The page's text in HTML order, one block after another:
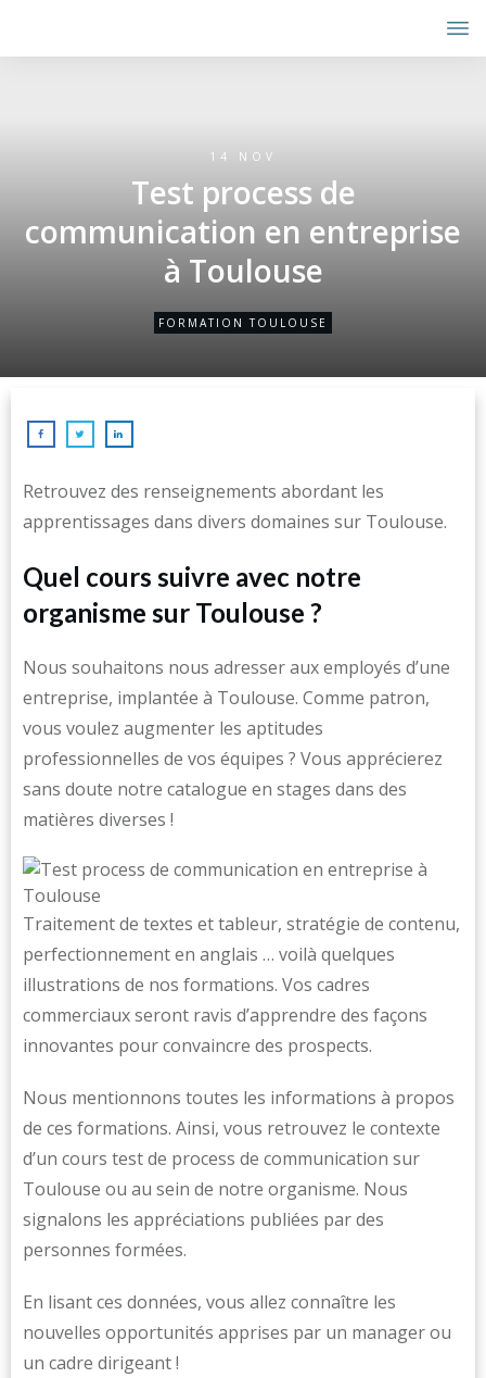
14 NOV
Test process de
communication en entreprise
à Toulouse
FORMATION TOULOUSE
Retrouvez des renseignements abordant les
apprentissages dans divers domaines sur Toulouse.
Quel cours suivre avec notre
organisme sur Toulouse ?
Nous souhaitons nous adresser aux employés d’une
entreprise, implantée à Toulouse. Comme patron,
vous voulez augmenter les aptitudes
professionnelles de vos équipes ? Vous apprécierez
sans doute notre catalogue en stages dans des
matières diverses !
Traitement de textes et tableur, stratégie de contenu,
perfectionnement en anglais … voilà quelques
illustrations de nos formations. Vos cadres
commerciaux seront ravis d’apprendre des façons
innovantes pour convaincre des prospects.
Nous mentionnons toutes les informations à propos
de ces formations. Ainsi, vous retrouvez le contexte
d’un cours test de process de communication sur
Toulouse ou au sein de notre organisme. Nous
signalons les appréciations publiées par des
personnes formées.
En lisant ces données, vous allez connaître les
nouvelles opportunités apprises par un manager ou
un cadre dirigeant !